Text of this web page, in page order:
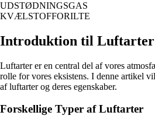
UDSTØDNINGSGAS
KVÆLSTOFFORILTE
Introduktion til Luftarter
Luftarter er en central del af vores
rolle for vores eksistens. I denne artikel
af luftarter og deres egenskaber.
Forskellige Typer af Luftarter